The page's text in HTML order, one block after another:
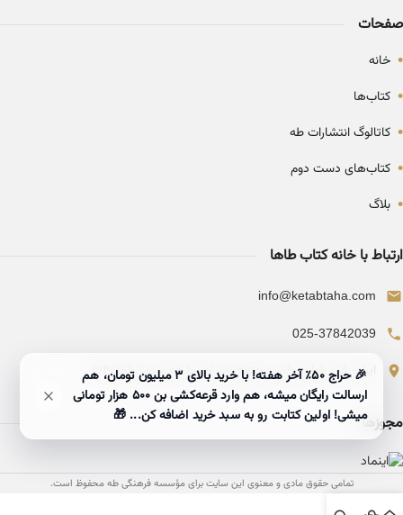
صفحات
• خانه
• کتاب‌ها
• کاتالوگ انتشارات طه
• کتاب‌های دست دوم
• بلاگ
ارتباط با خانه کتاب طاها
info@ketabtaha.com
025-37842039
ایران، قم، بلوار معلم، مجتمع ناشران، طبقه سوم، واحد ۳۱۴
مجوزها
تمامی حقوق مادی و معنوی این سایت برای مؤسسه فرهنگی طه محفوظ است.
🎉 حراج ۵۰٪ آخر هفته! با خرید بالای 3 میلیون تومان، هم
ارسالت رایگان میشه، هم وارد قرعه‌کشی بن ۵۰۰ هزار تومانی
میشی! اولین کتابت رو به سبد خرید اضافه کن... 🎁